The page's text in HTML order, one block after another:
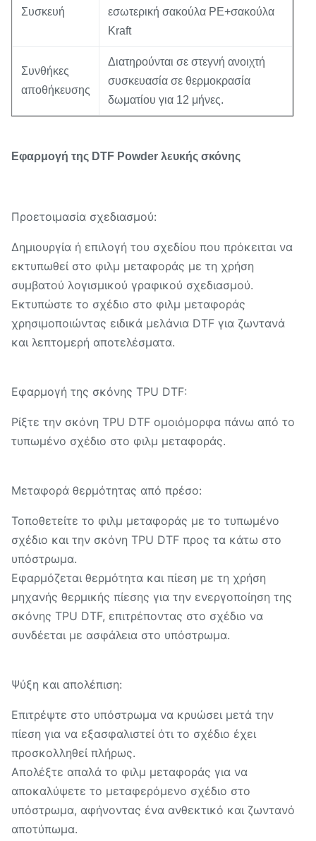
Συσκευή
εσωτερική σακούλα PE+σακούλα
Kraft
Συνθήκες
αποθήκευσης
Διατηρούνται σε στεγνή ανοιχτή
συσκευασία σε θερμοκρασία
δωματίου για 12 μήνες.
Εφαρμογή της DTF Powder λευκής σκόνης
Προετοιμασία σχεδιασμού:
Δημιουργία ή επιλογή του σχεδίου που πρόκειται να
εκτυπωθεί στο φιλμ μεταφοράς με τη χρήση
συμβατού λογισμικού γραφικού σχεδιασμού.
Εκτυπώστε το σχέδιο στο φιλμ μεταφοράς
χρησιμοποιώντας ειδικά μελάνια DTF για ζωντανά
και λεπτομερή αποτελέσματα.
Εφαρμογή της σκόνης TPU DTF:
Ρίξτε την σκόνη TPU DTF ομοιόμορφα πάνω από το
τυπωμένο σχέδιο στο φιλμ μεταφοράς.
Μεταφορά θερμότητας από πρέσο:
Τοποθετείτε το φιλμ μεταφοράς με το τυπωμένο
σχέδιο και την σκόνη TPU DTF προς τα κάτω στο
υπόστρωμα.
Εφαρμόζεται θερμότητα και πίεση με τη χρήση
μηχανής θερμικής πίεσης για την ενεργοποίηση της
σκόνης TPU DTF, επιτρέποντας στο σχέδιο να
συνδέεται με ασφάλεια στο υπόστρωμα.
Ψύξη και απολέπιση:
Επιτρέψτε στο υπόστρωμα να κρυώσει μετά την
πίεση για να εξασφαλιστεί ότι το σχέδιο έχει
προσκολληθεί πλήρως.
Απολέξτε απαλά το φιλμ μεταφοράς για να
αποκαλύψετε το μεταφερόμενο σχέδιο στο
υπόστρωμα, αφήνοντας ένα ανθεκτικό και ζωντανό
αποτύπωμα.